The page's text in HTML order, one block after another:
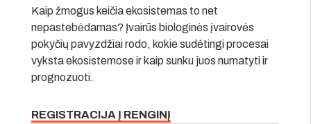
Kaip žmogus keičia ekosistemas to net
nepastebėdamas? Įvairūs biologinės įvairovės
pokyčių pavyzdžiai rodo, kokie sudėtingi procesai
vyksta ekosistemose ir kaip sunku juos numatyti ir
prognozuoti.
REGISTRACIJA Į RENGINĮ